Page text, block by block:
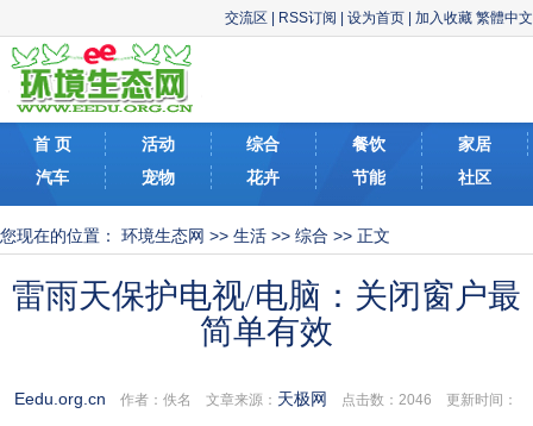
交流区 RSS订阅 设为首页 加入收藏 繁體中文
首 页 活动 综合 餐饮
家居
汽车
宠物 花卉 节能 社区
您现在的位置： 环境生态网 >> 生活 >> 综合 >> 正文
雷雨天保护电视/电脑：关闭窗户最
简单有效
Eedu.org.cn 作者：佚名 文章来源： 天极网 点击数：2046 更新时间：